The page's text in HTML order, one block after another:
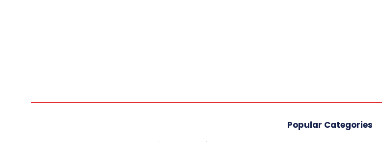
Popular Categories